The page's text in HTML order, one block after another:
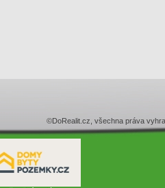
©DoRealit.cz, všechna práva